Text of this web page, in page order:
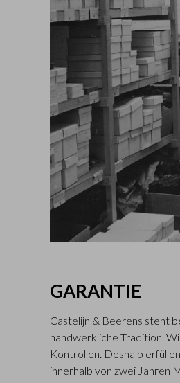
GARANTIE
Castelijn & Beerens steht
handwerkliche Tradition.
Kontrollen. Deshalb
innerhalb von zwei Jahren